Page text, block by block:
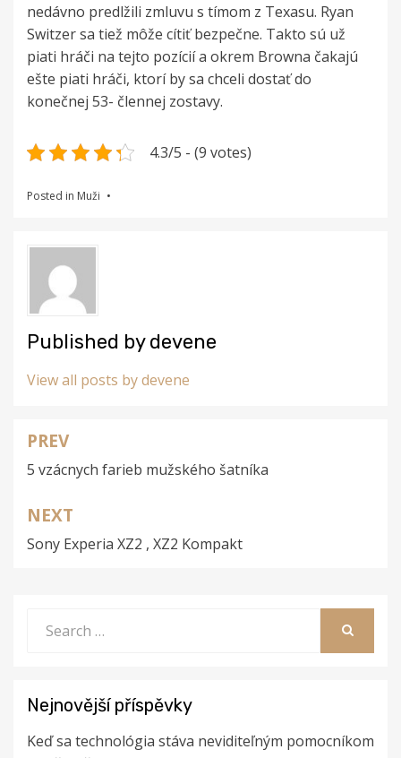
nedávno predlžili zmluvu s tímom z Texasu. Ryan
Switzer sa tiež môže cítiť bezpečne. Takto sú už
piati hráči na tejto pozícií a okrem Browna čakajú
ešte piati hráči, ktorí by sa chceli dostať do
konečnej 53- člennej zostavy.
4.3/5 - (9 votes)
Posted in Muži
Published bydevene
View all posts by devene
Navigace
pro
příspěvek
PREV
5 vzácnych farieb mužského šatníka
NEXT
Sony Experia XZ2 , XZ2 Kompakt
for:
Nejnovější příspěvky
Keď sa technológia stáva neviditeľným pomocníkom